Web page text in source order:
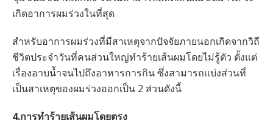
เกิดอาการผมร่วงในที่สุด
สำหรับอาการผมร่วงที่มีสาเหตุจากปัจจัยภายนอกเกิดจากวิถี
ชีวิตประจำวันที่คนส่วนใหญ่ทำร้ายเส้นผมโดยไม่รู้ตัว ตั้งแต่
เรื่องอาบน้ำจนไปถึงอาหารการกิน ซึ่งสามารถแบ่งส่วนที่
เป็นสาเหตุของผมร่วงออกเป็น 2 ส่วนดังนี้
4.การทำร้ายเส้นผมโดยตรง